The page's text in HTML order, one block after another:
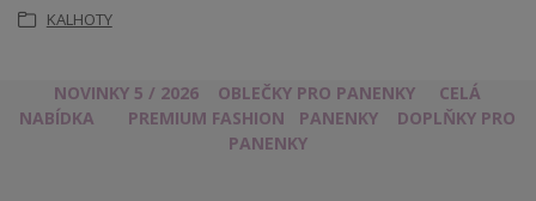
KALHOTY
NOVINKY 5 / 2026 OBLEČKY PRO PANENKY
CELÁ
NABÍDKA
PREMIUM FASHION PANENKY
DOPLŇKY PRO
PANENKY